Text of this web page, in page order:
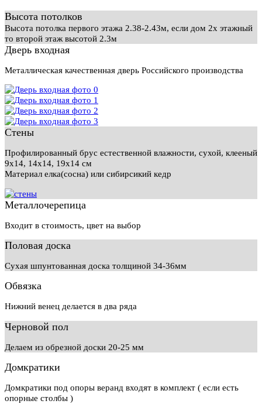
Высота потолков
Высота потолка первого этажа 2.38-2.43м, если дом 2х этажный
то второй этаж высотой 2.3м
Дверь входная
Металлическая качественная дверь Российского производства
Стены
Профилированный брус естественной влажности, сухой, клееный
9х14, 14х14, 19х14 см
Материал елка(сосна) или сибирсикий кедр
Металлочерепица
Входит в стоимость, цвет на выбор
Половая доска
Сухая шпунтованная доска толщиной 34-36мм
Обвязка
Нижний венец делается в два ряда
Черновой пол
Делаем из обрезной доски 20-25 мм
Домкратики
Домкратики под опоры веранд входят в комплект ( если есть
опорные столбы )